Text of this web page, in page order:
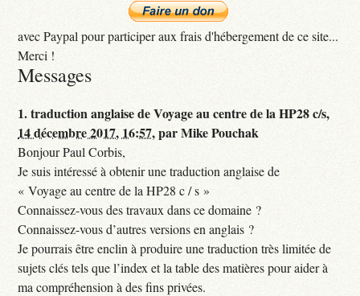
avec Paypal pour participer aux frais d'hébergement de ce site...
Merci !
Messages
1.traduction anglaise de Voyage au centre de la HP28 c/s,
14 décembre 2017, 16:57,parMike Pouchak
Bonjour Paul Corbis,
Je suis intéressé à obtenir une traduction anglaise de
« Voyage au centre de la HP28 c / s »
Connaissez-vous des travaux dans ce domaine ?
Connaissez-vous d’autres versions en anglais ?
Je pourrais être enclin à produire une traduction très limitée de
sujets clés tels que l’index et la table des matières pour aider à
ma compréhension à des fins privées.